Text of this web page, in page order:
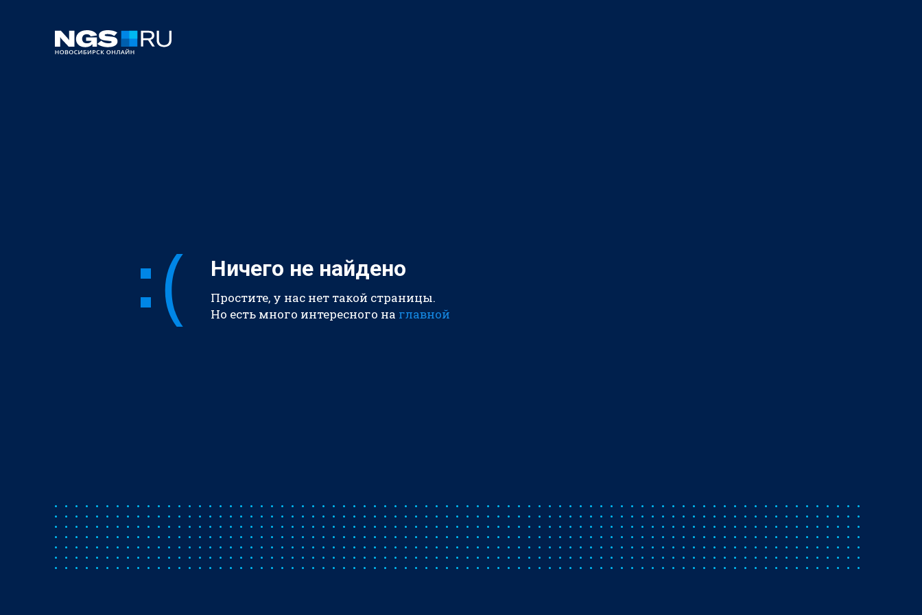
Ничего не найдено
Простите, у нас нет такой страницы.
Но есть много интересного на главной